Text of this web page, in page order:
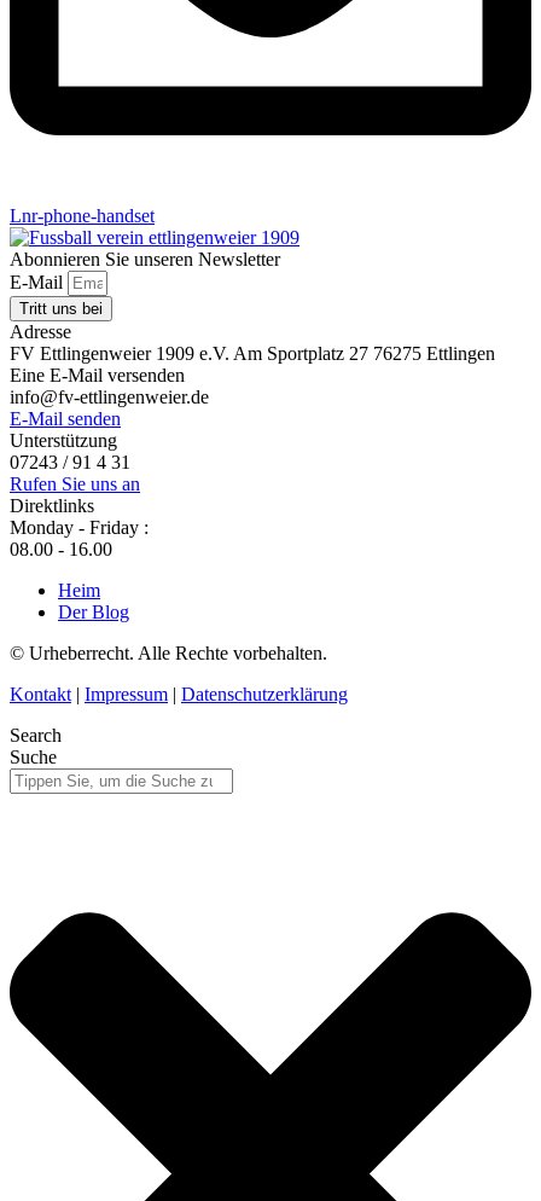
Lnr-phone-handset
Abonnieren Sie unseren Newsletter
E-Mail
Tritt uns bei
Adresse
FV Ettlingenweier 1909 e.V. Am Sportplatz 27 76275 Ettlingen
Eine E-Mail versenden
info@fv-ettlingenweier.de
E-Mail senden
Unterstützung
07243 / 91 4 31
Rufen Sie uns an
Direktlinks
Monday - Friday :
08.00 - 16.00
Heim
Der Blog
© Urheberrecht. Alle Rechte vorbehalten.
Kontakt | Impressum | Datenschutzerklärung
Search
Suche